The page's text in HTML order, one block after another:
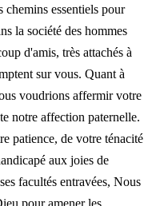
chemins essentiels pour
la société des hommes
d'amis, très attachés à
sur vous. Quant à
voudrions affermir votre
notre affection paternelle.
patience, de votre ténacité
aux joies de
facultés entravées, Nous
pour amener les